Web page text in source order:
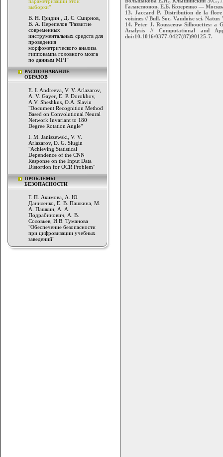
выборки"
В. Н. Гридин , Д. С. Смирнов,
В. А. Перепелов "Развитие
современных
инструментальных средств для
проведения
морфометрического анализа
гиппокампа головного мозга
по данным МРТ"
РАСПОЗНАВАНИЕ
ОБРАЗОВ
E. I. Andreeva, V. V. Arlazarov,
A. V. Gayer, E. P. Dorokhov,
A.V. Sheshkus, O.A. Slavin
"Document Recognition Method
Based on Convolutional Neural
Network Invariant to 180
Degree Rotation Angle"
I. M. Janiszewski, V. V.
Arlazarov, D. G. Slugin
"Achieving Statistical
Dependence of the CNN
Response on the Input Data
Distortion for OCR Problem"
ПРОБЛЕМЫ
БЕЗОПАСНОСТИ
Г. П. Акимова, А. Ю.
Даниленко, Е. В. Пашкина, М.
А. Пашкин, А. А.
Подрабинович, А. В.
Соловьев, И.В. Туманова
"Обеспечение безопасности
при цифровизации учебных
заведений"
Галактионов, Е.Б. Козеренко —
13. Jaccard P. Distribution de la flore
voisines // Bull. Soc. Vaudoise sci.
14. Peter J. Rousseeuw Silhouettes:
Analysis // Computational and
doi:10.1016/0377-0427(87)90125-7.